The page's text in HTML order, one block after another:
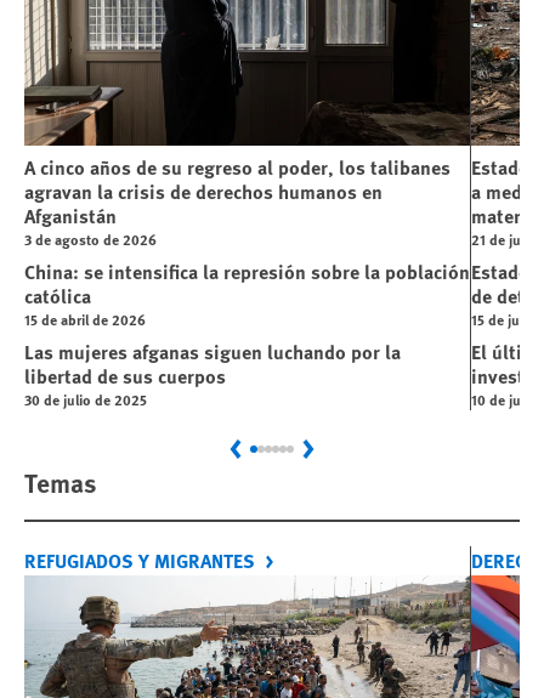
A cinco años de su regreso al poder, los talibanes
agravan la crisis de derechos humanos en
Afganistán
3 de agosto de 2026
China: se intensifica la represión sobre la población
católica
15 de abril de 2026
Las mujeres afganas siguen luchando por la
libertad de sus cuerpos
30 de julio de 2025
a
materia
21 de julio
de
15 de julio
El
10 de julio
PreviousNext
Temas
REFUGIADOS Y MIGRANTES